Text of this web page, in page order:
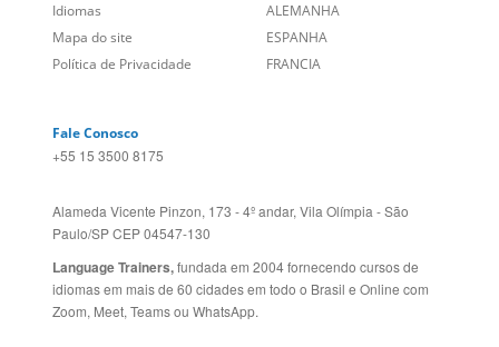
Social
Site Corporativo
Sugestões
Mapa do site
CANADÁ (EN)
REINO UNIDO E IRLANDA
AUSTRÁLIA E NOVA
Fale Conosco
+55 15 3500 8175
Alameda Vicente Pinzon, 173 - 4º andar, Vila Olímpia - São